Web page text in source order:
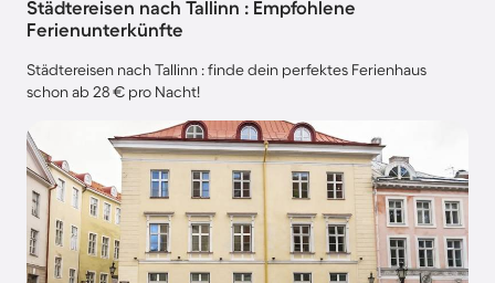
Städtereisen nach Tallinn : Empfohlene
Ferienunterkünfte
Städtereisen nach Tallinn : finde dein perfektes Ferienhaus
schon ab 28 € pro Nacht!